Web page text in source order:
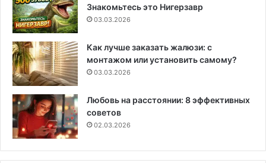
Знакомьтесь это Нигерзавр
03.03.2026
Как лучше заказать жалюзи: с
монтажом или установить самому?
03.03.2026
Любовь на расстоянии: 8 эффективных
советов
02.03.2026